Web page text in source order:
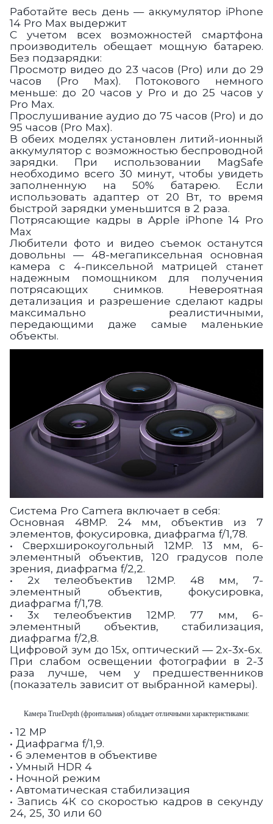
Работайте весь день — аккумулятор iPhone
14 Pro Max выдержит
С учетом всех возможностей смартфона
производитель обещает мощную батарею.
Без подзарядки:
Просмотр видео до 23 часов (Pro) или до 29
часов (Pro Max). Потокового немного
меньше: до 20 часов у Pro и до 25 часов у
Pro Max.
Прослушивание аудио до 75 часов (Pro) и до
95 часов (Pro Max).
В обеих моделях установлен литий-ионный
аккумулятор с возможностью беспроводной
зарядки. При использовании MagSafe
необходимо всего 30 минут, чтобы увидеть
заполненную на 50% батарею. Если
использовать адаптер от 20 Вт, то время
быстрой зарядки уменьшится в 2 раза.
Потрясающие кадры в Apple iPhone 14 Pro
Max
Любители фото и видео съемок останутся
довольны — 48-мегапиксельная основная
камера с 4-пиксельной матрицей станет
надежным помощником для получения
потрясающих снимков. Невероятная
детализация и разрешение сделают кадры
максимально реалистичными,
передающими даже самые маленькие
объекты.
Система Pro Camera включает в себя:
Основная 48MP. 24 мм, объектив из 7
элементов, фокусировка, диафрагма f/1,78.
• Сверхширокоугольный 12MP. 13 мм, 6-
элементный объектив, 120 градусов поле
зрения, диафрагма f/2,2.
• 2х телеобъектив 12MP. 48 мм, 7-
элементный объектив, фокусировка,
диафрагма f/1,78.
• 3х телеобъектив 12MP. 77 мм, 6-
элементный объектив, стабилизация,
диафрагма f/2,8.
Цифровой зум до 15х, оптический — 2х-3х-6х.
При слабом освещении фотографии в 2-3
раза лучше, чем у предшественников
(показатель зависит от выбранной камеры).
Камера TrueDepth (фронтальная) обладает отличными характеристиками:
• 12 MP
• Диафрагма f/1,9.
• 6 элементов в объективе
• Умный HDR 4
• Ночной режим
• Автоматическая стабилизация
• Запись 4К со скоростью кадров в секунду
24, 25, 30 или 60